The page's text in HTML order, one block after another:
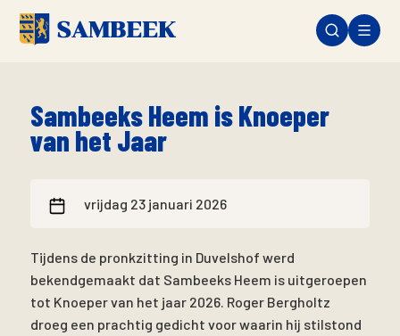
Sambeeks Heem is Knoeper
van het Jaar
vrijdag 23 januari 2026
Tijdens de pronkzitting in Duvelshof werd
bekendgemaakt dat Sambeeks Heem is uitgeroepen
tot Knoeper van het jaar 2026. Roger Bergholtz
droeg een prachtig gedicht voor waarin hij stilstond